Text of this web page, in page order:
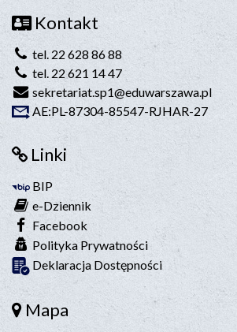
Kontakt
tel. 22 628 86 88
tel. 22 621 14 47
sekretariat.sp1@eduwarszawa.pl
AE:PL-87304-85547-RJHAR-27
Linki
BIP
e-Dziennik
Facebook
Polityka Prywatności
Deklaracja Dostępności
Mapa